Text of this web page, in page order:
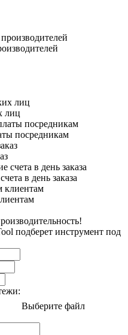
лиц
посредникам
в день заказа
подберет инструмент под
Выберите файл